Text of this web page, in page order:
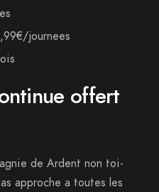
journees
offert
de Ardent non toi-
approche a toutes les